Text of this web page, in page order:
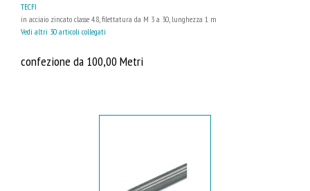
TECFI
in acciaio zincato classe 4.8, filettatura da M 3 a 30, lunghezza 1 m
Vedi altri 30 articoli collegati
confezione da 100,00 Metri